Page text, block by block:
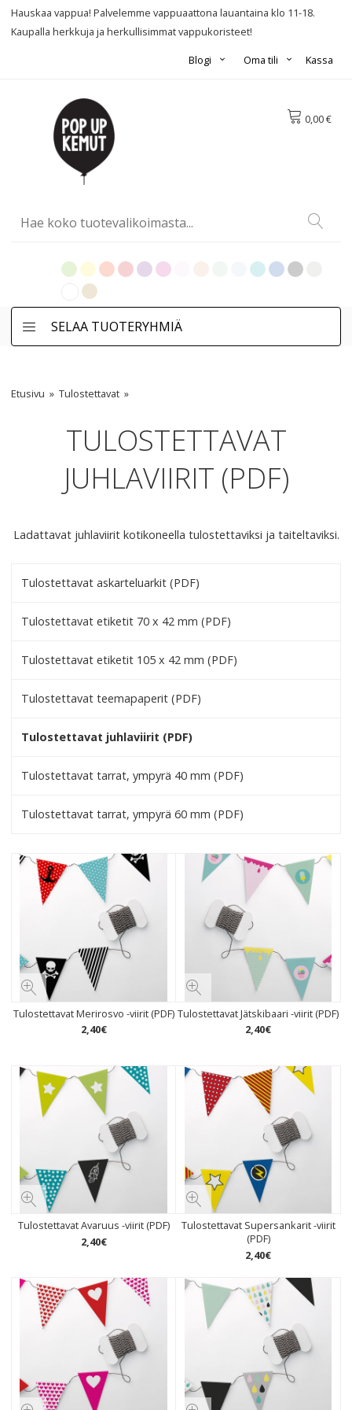
Hauskaa vappua! Palvelemme vappuaattona lauantaina klo 11-18.
Kaupalla herkkuja ja herkullisimmat vappukoristeet!
Kassa
Oma tili
Blogi
0,00 €
SELAA TUOTERYHMIÄ
Etusivu Tulostettavat
TULOSTETTAVAT
JUHLAVIIRIT (PDF)
Ladattavat juhlaviirit kotikoneella tulostettaviksi ja taiteltaviksi.
Tulostettavat askarteluarkit (PDF)
Tulostettavat etiketit 70 x 42 mm (PDF)
Tulostettavat etiketit 105 x 42 mm (PDF)
Tulostettavat teemapaperit (PDF)
Tulostettavat juhlaviirit (PDF)
Tulostettavat tarrat, ympyrä 40 mm (PDF)
Tulostettavat tarrat, ympyrä 60 mm (PDF)
Tulostettavat Merirosvo -viirit (PDF)
2,40€
Tulostettavat Jätskibaari -viirit (PDF)
2,40€
Tulostettavat Avaruus -viirit (PDF)
2,40€
Tulostettavat Supersankarit -viirit
(PDF)
2,40€